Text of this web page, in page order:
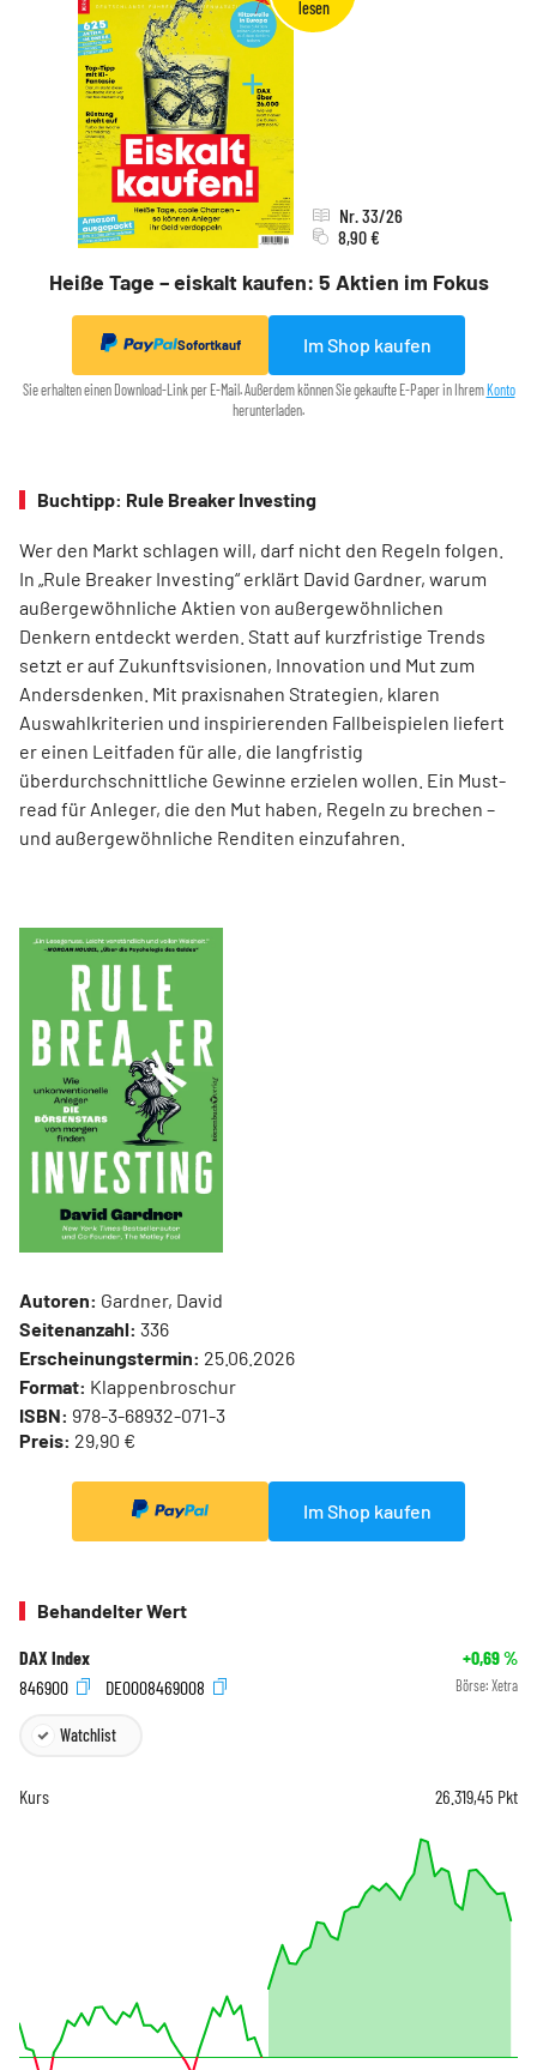
Heiße Tage – eiskalt kaufen: 5 Aktien im Fokus
Nr. 33/26
8,90 €
Sofortkauf Im Shop kaufen
Sie erhalten einen Download-Link per E-Mail. Außerdem können Sie gekaufte E-Paper in Ihrem Konto
herunterladen.
Buchtipp: Rule Breaker Investing
Wer den Markt schlagen will, darf nicht den Regeln folgen.
In „Rule Breaker Investing“ erklärt David Gardner, warum
außergewöhnliche Aktien von außer­gewöhnlichen
Denkern entdeckt werden. Statt auf kurzfristige Trends
setzt er auf Zukunftsvisionen, Innovation und Mut zum
Andersdenken. Mit praxisnahen Strategien, klaren
Auswahlkriterien und inspirierenden Fallbeispielen liefert
er einen Leit­faden für alle, die langfristig
überdurchschnittliche Gewinne erzielen wollen. Ein Must-
read für Anleger, die den Mut haben, Regeln zu brechen –
und außergewöhnliche Renditen einzufahren.
Autoren: Gardner, David
Seitenanzahl: 336
Erscheinungstermin: 25.06.2026
Format: Klappenbroschur
ISBN: 978-3-68932-071-3
Preis: 29,90 €
Im Shop kaufen
Behandelter Wert
DAX Index +0,69%
846900
DE0008469008 Börse: Xetra
Watchlist
Kurs 26.319,45 Pkt